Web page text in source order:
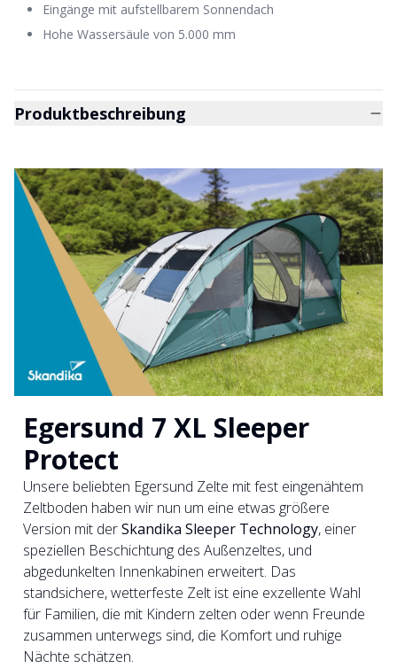
Eingänge mit aufstellbarem Sonnendach
Hohe Wassersäule von 5.000 mm
Produktbeschreibung
Egersund 7 XL Sleeper
Protect
Unsere beliebten Egersund Zelte mit fest eingenähtem
Zeltboden haben wir nun um eine etwas größere
Version mit derSkandika Sleeper Technology, einer
speziellen Beschichtung des Außenzeltes, und
abgedunkelten Innenkabinen erweitert. Das
standsichere, wetterfeste Zelt ist eine exzellente Wahl
für Familien, die mit Kindern zelten oder wenn Freunde
zusammen unterwegs sind, die Komfort und ruhige
Nächte schätzen.